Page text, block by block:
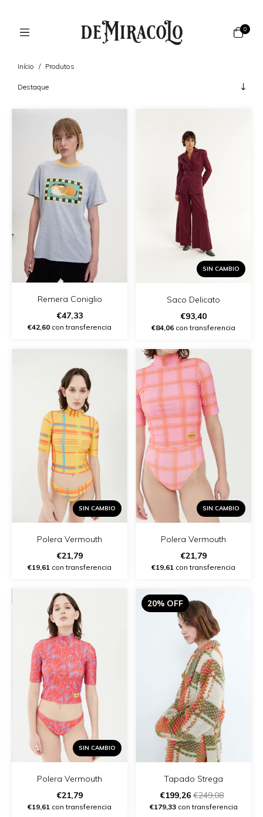
0
Início / Produtos
Remera Coniglio
€47,33
€42,60 con transferencia
SIN CAMBIO
Saco Delicato
€93,40
€84,06 con transferencia
SIN CAMBIO
Polera Vermouth
€21,79
€19,61 con transferencia
SIN CAMBIO
Polera Vermouth
€21,79
€19,61 con transferencia
SIN CAMBIO
Polera Vermouth
€21,79
€19,61 con transferencia
20% OFF
Tapado Strega
€199,26 €249,08
€179,33con transferencia